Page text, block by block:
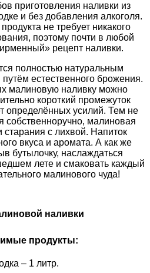
приготовления наливки из
и без добавления алкоголя.
не требует никакого
поэтому почти в любой
рецепт наливки.
полностью натуральным
естественного брожения.
малиновую наливку можно
короткий промежуток
определённых усилий. Тем не
собственноручно, малиновая
старания с лихвой. Напиток
вкуса и аромата. А как же
бутылочку, наслаждаться
лете и смаковать каждый
малинового чуда!
наливки
продукты:
– 1 литр.